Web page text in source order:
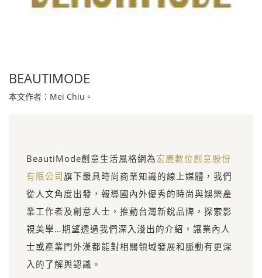
BEAUTIMODE
本文作者：Mei Chiu。
BeautiMode創意生活風格網為宏麗數位創意股份
有限公司旗下最具時尚商業知識的線上媒體，我們
從人文角度出發，報導國內外優秀的時尚與娛樂產
業工作者及創意人士，推動台灣新銳品牌，探索影
視美學…期望透過我們深入淺出的介紹，讓業內人
士或產業門外漢都能對相關領域發展和脈動有更深
入的了解與認識。